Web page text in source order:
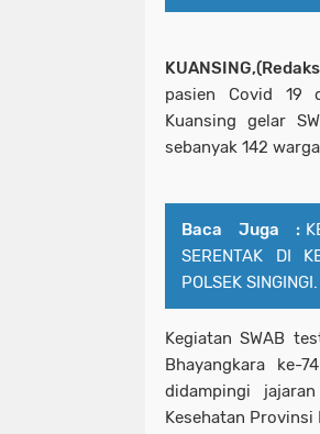
pasien Covid 19
Kuansing gelar
sebanyak 142
Baca Juga :
SERENTAK DI
POLSEK SINGINGI.
Kegiatan SWAB
Bhayangkara ke-
didampingi
Kesehatan Provinsi